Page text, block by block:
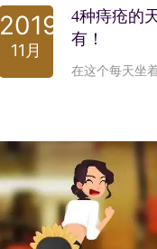
2019
11月
4种痔疮的
有！